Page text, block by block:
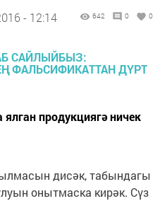
- 12:14 642 0 0
продукциягә ничек
дисәк, табындагы
онытмаска кирәк. Сүз